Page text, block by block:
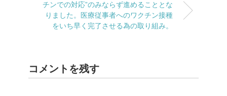
チンでの対応”のみならず進めることとな
りました。医療従事者へのワクチン接種
をいち早く完了させる為の取り組み。
コメントを残す